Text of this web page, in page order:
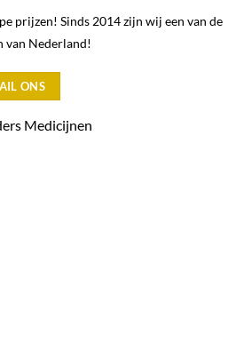
prijzen! Sinds 2014 zijn wij een van de
van Nederland!
ONS